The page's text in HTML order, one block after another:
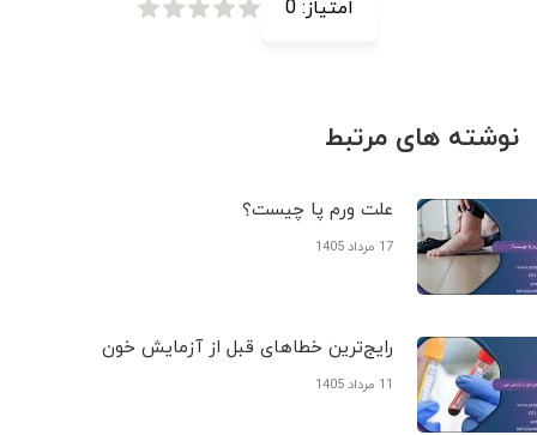
امتیاز: 0
نوشته های مرتبط
علت ورم پا چیست؟
17 مرداد 1405
رایج‌ترین خطاهای قبل از آزمایش خون
11 مرداد 1405